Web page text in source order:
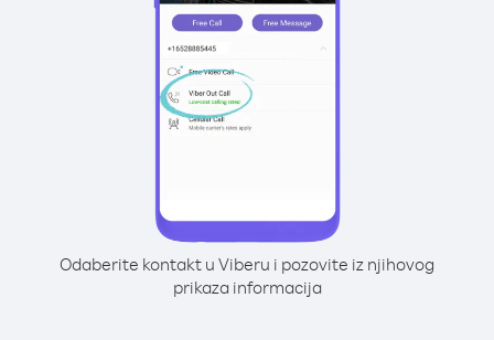
Odaberite kontakt u Viberu i pozovite iz njihovog
prikaza informacija